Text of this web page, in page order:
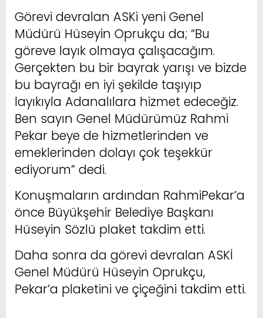
Görevi devralan ASKi yeni Genel
Müdürü Hüseyin Oprukçu da; “Bu
göreve layık olmaya çalışacağım.
Gerçekten bu bir bayrak yarışı ve bizde
bu bayrağı en iyi şekilde taşıyıp
layıkıyla Adanalılara hizmet edeceğiz.
Ben sayın Genel Müdürümüz Rahmi
Pekar beye de hizmetlerinden ve
emeklerinden dolayı çok teşekkür
ediyorum” dedi.
Konuşmaların ardından RahmiPekar’a
önce Büyükşehir Belediye Başkanı
Hüseyin Sözlü plaket takdim etti.
Daha sonra da görevi devralan ASKİ
Genel Müdürü Hüseyin Oprukçu,
Pekar’a plaketini ve çiçeğini takdim etti.